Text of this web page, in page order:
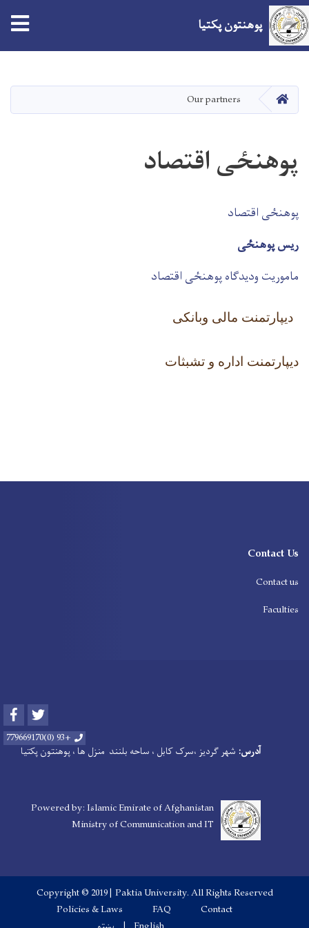
content
پوهنتون پکتیا
صفحه اصلیOur partners
پوهنځی اقتصاد
پوهنځی اقتصاد
ريس پوهنځی
ماموريت ودیدگاه پوهنځی اقتصاد
دیپارتمنت مالی وبانکی
دیپارتمنت اداره و تشبثات
Contact Us
Contact us
Faculties
Facebook
+93 (0)779669170
آدرس: شهر گردیز ،سرک کابل ، ساحه بلنند منزل ها ، پوهنتون پکتیا
Powered by: Islamic Emirate of Afghanistan
Ministry of Communication and IT
Copyright © 2019 | Paktia University. All Rights Reserved
Footer menu
Contact
FAQ
Policies & Laws